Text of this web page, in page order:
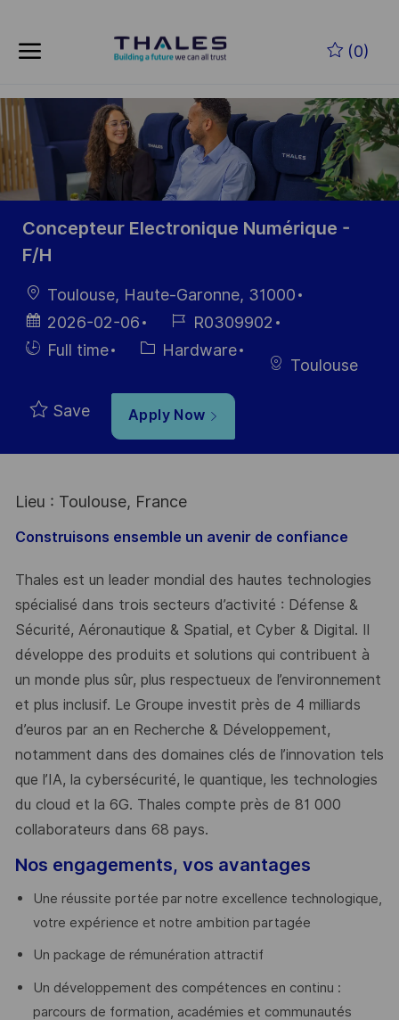
(0)
-
Concepteur Electronique Numérique -
F/H
LocationToulouse, Haute-Garonne, 31000
Posted
Date
2026-02-06
Job
Id
R0309902
HiringFull time CategoryHardware
Toulouse
Save Apply Now
Lieu : Toulouse, France
Construisons ensemble un avenir de confiance
Thales est un leader mondial des hautes technologies
spécialisé dans trois secteurs d’activité : Défense &
Sécurité, Aéronautique & Spatial, et Cyber & Digital. Il
développe des produits et solutions qui contribuent à
un monde plus sûr, plus respectueux de l’environnement
et plus inclusif. Le Groupe investit près de 4 milliards
d’euros par an en Recherche & Développement,
notamment dans des domaines clés de l’innovation tels
que l’IA, la cybersécurité, le quantique, les technologies
du cloud et la 6G. Thales compte près de 81 000
collaborateurs dans 68 pays.
Nos engagements, vos avantages
Une réussite portée par notre excellence technologique,
votre expérience et notre ambition partagée
Un package de rémunération attractif
Un développement des compétences en continu :
parcours de formation, académies et communautés